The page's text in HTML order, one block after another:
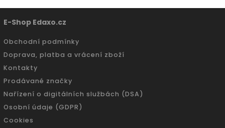
E-Shop Edaxo.cz
Obchodní podmínky
Doprava, platba a vrácení zboží
Kontakty
Prodávané značky
Nařízení o digitálních službách (DSA)
Osobní údaje (GDPR)
Cookies